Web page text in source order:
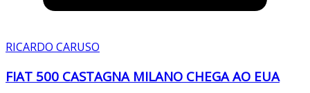
RICARDO CARUSO
FIAT 500 CASTAGNA MILANO CHEGA AO EUA